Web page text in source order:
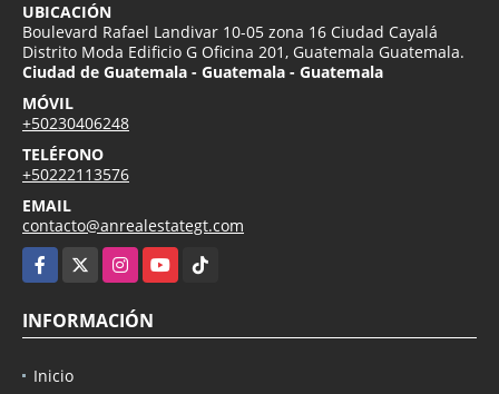
UBICACIÓN
Boulevard Rafael Landivar 10-05 zona 16 Ciudad Cayalá
Distrito Moda Edificio G Oficina 201, Guatemala Guatemala.
Ciudad de Guatemala - Guatemala - Guatemala
MÓVIL
+50230406248
TELÉFONO
+50222113576
EMAIL
contacto@anrealestategt.com
Facebook
InstagramYouTubeTikTok
INFORMACIÓN
Inicio